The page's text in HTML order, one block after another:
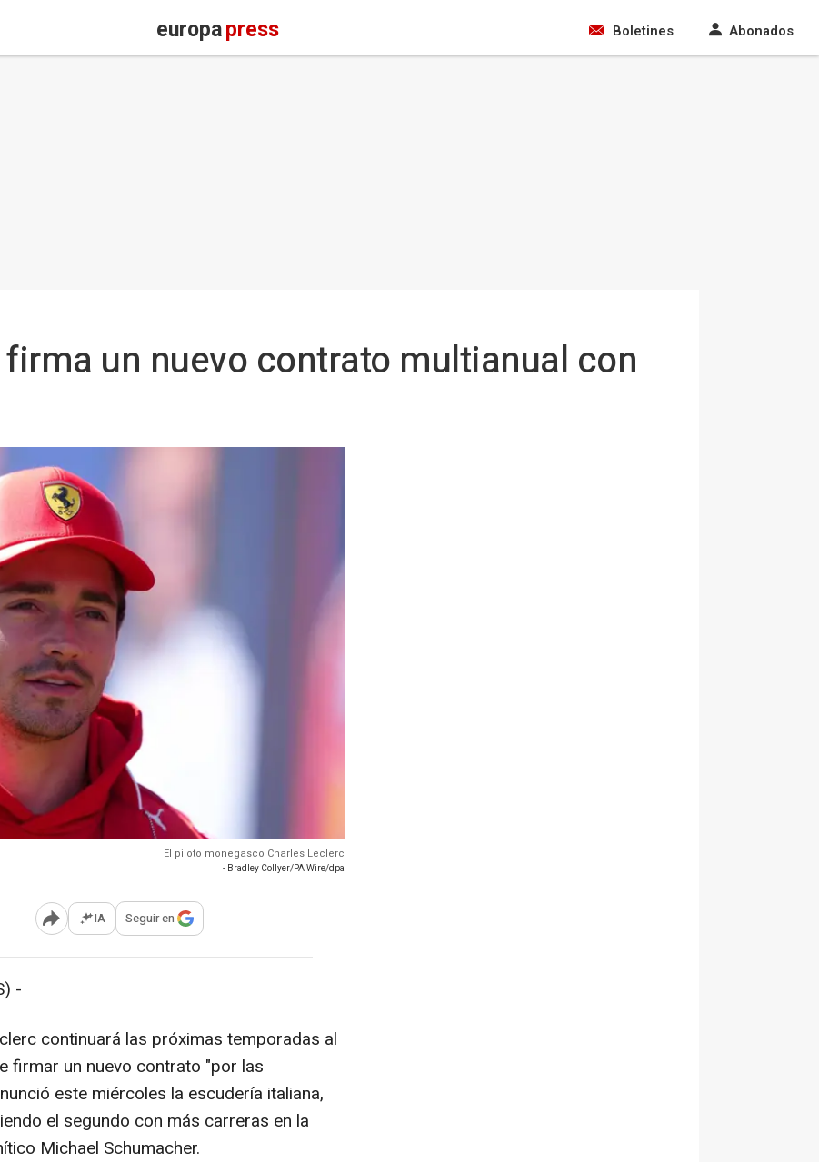
europapress Boletines Abonados
un nuevo contrato multianual con
El piloto monegasco Charles Leclerc
- Bradley Collyer/PA Wire/dpa
Abrir opciones para compartir
IA Seguir en
-
continuará las próximas temporadas al
firmar un nuevo contrato "por las
este miércoles la escudería italiana,
el segundo con más carreras en la
Michael Schumacher.